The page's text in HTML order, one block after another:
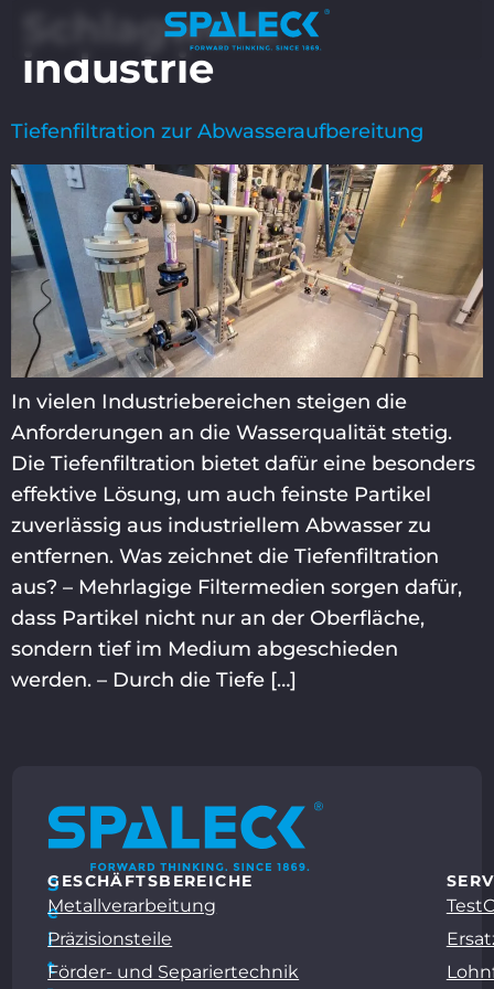
Schlagwort:
industrie
Tiefenfiltration zur Abwasseraufbereitung
In vielen Industriebereichen steigen die
Anforderungen an die Wasserqualität stetig.
Die Tiefenfiltration bietet dafür eine besonders
effektive Lösung, um auch feinste Partikel
zuverlässig aus industriellem Abwasser zu
entfernen. Was zeichnet die Tiefenfiltration
aus? – Mehrlagige Filtermedien sorgen dafür,
dass Partikel nicht nur an der Oberfläche,
sondern tief im Medium abgeschieden
werden. – Durch die Tiefe […]
S
e
i
t
GESCHÄFTSBEREICHE
Metallverarbeitung
Präzisionsteile
Förder- und Separiertechnik